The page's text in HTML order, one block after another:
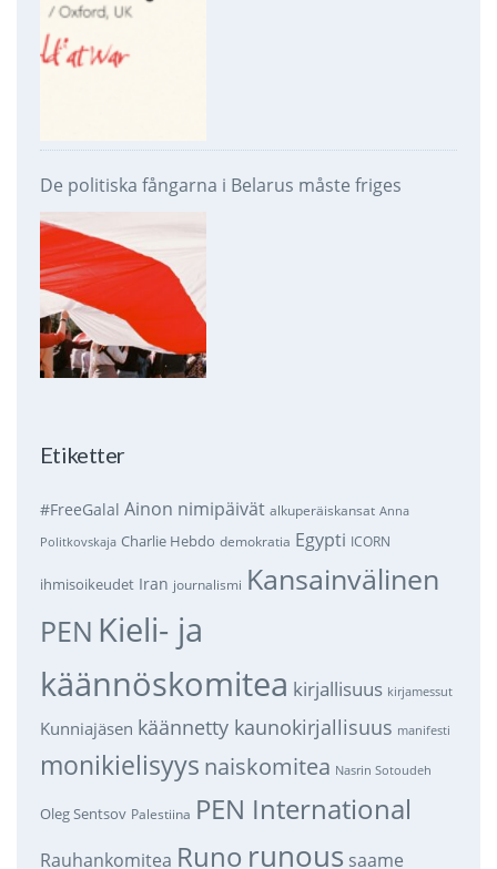
De politiska fångarna i Belarus måste friges
Etiketter
#FreeGalal Ainon nimipäivät alkuperäiskansat Anna
Politkovskaja Charlie Hebdo demokratia Egypti ICORN
ihmisoikeudet Iran journalismi Kansainvälinen
PEN Kieli- ja
käännöskomitea kirjallisuus kirjamessut
Kunniajäsen käännetty kaunokirjallisuus manifesti
monikielisyys naiskomitea Nasrin Sotoudeh
Oleg Sentsov Palestiina PEN International
Rauhankomitea Runo runous saame